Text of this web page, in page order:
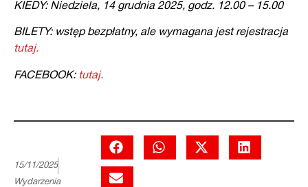
KIEDY: Niedziela, 14 grudnia 2025, godz. 12.00 – 15.00
BILETY: wstęp bezpłatny, ale wymagana jest rejestracja
tutaj.
FACEBOOK: tutaj.
15/11/2025
Wydarzenia